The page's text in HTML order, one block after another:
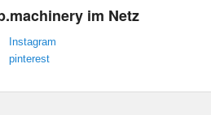
im Netz
Instagram
pinterest